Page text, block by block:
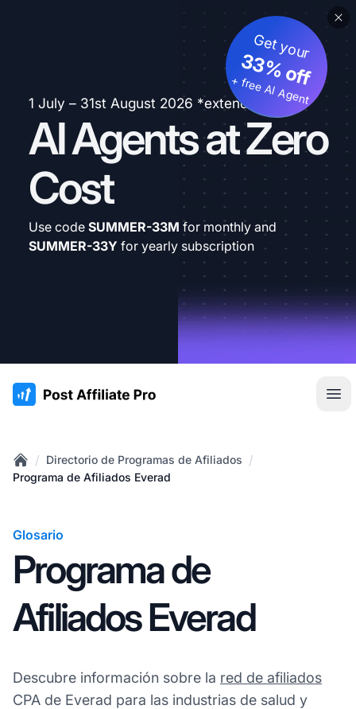
1 July – 31st August 2026 *extended
AI Agents at Zero
Cost
Get your
33% off
+ free AI Agent
Use code SUMMER-33M for monthly and
SUMMER-33Y for yearly subscription
:site.title
Home
/ Directorio de Programas de Afiliados /
Programa de Afiliados Everad
Glosario
Programa de
Afiliados Everad
Descubre información sobre la red de afiliados
CPA de Everad para las industrias de salud y